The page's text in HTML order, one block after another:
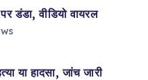
डंडा, वीडियो वायरल
या हादसा, जांच जारी